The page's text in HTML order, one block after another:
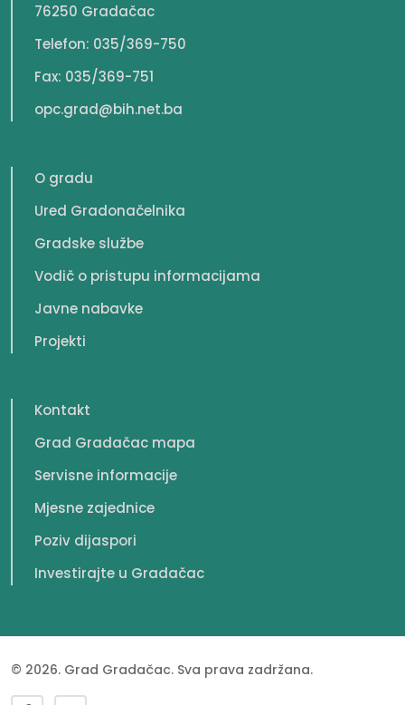
76250 Gradačac
Telefon: 035/369-750
Fax: 035/369-751
opc.grad@bih.net.ba
O gradu
Ured Gradonačelnika
Gradske službe
Vodič o pristupu informacijama
Javne nabavke
Projekti
Kontakt
Grad Gradačac mapa
Servisne informacije
Mjesne zajednice
Poziv dijaspori
Investirajte u Gradačac
© 2026. Grad Gradačac. Sva prava zadržana.